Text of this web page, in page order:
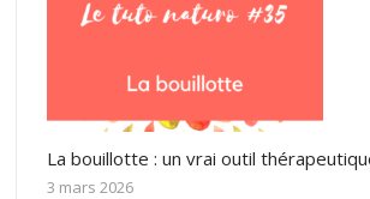
La bouillotte : un vrai outil
3 mars 2026